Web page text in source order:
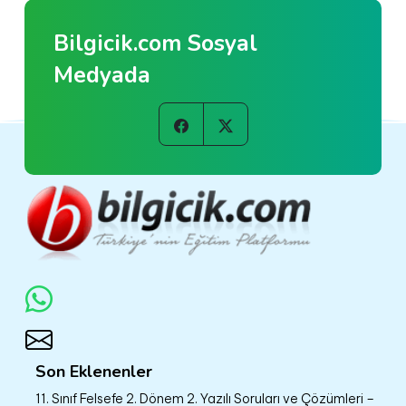
Bilgicik.com Sosyal
Medyada
Son Eklenenler
11. Sınıf Felsefe 2. Dönem 2. Yazılı Soruları ve Çözümleri –